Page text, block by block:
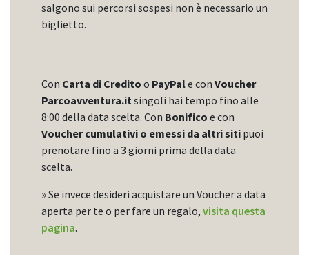
salgono sui percorsi sospesi non è necessario un
biglietto.
Con Carta di Credito o PayPale con Voucher
Parcoavventura.itsingoli hai tempo fino alle
8:00 della data scelta. Con Bonifico e con
Voucher cumulativi o emessi da altri siti puoi
prenotare fino a 3 giorni prima della data
scelta.
» Se invece desideri acquistare un Voucher a data
aperta per te o per fare un regalo, visita questa
pagina.